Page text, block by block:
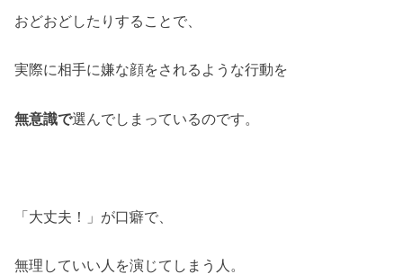
おどおどしたりすることで、
実際に相手に嫌な顔をされるような行動を
無意識で選んでしまっているのです。
「大丈夫！」が口癖で、
無理していい人を演じてしまう人。